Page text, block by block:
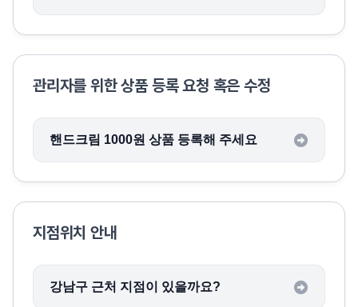
관리자를 위한 상품 등록 요청 혹은 수정
핸드크림 1000원 상품 등록해 주세요
지점위치 안내
강남구 근처 지점이 있을까요?